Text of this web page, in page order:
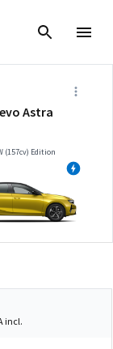
Astra
(157cv) Edition
incl.